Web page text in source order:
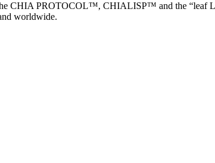
PROTOCOL™, CHIALISP™ and the “leaf
worldwide.